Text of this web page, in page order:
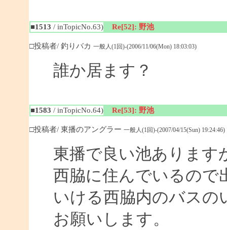
■1513 / inTopicNo.63) Re[52]: 野池
□投稿者/ 釣りバカ 一般人(1回)-(2006/11/06(Mon) 18:03:03)
誰か居ます？
■1583 / inTopicNo.64) Re[53]: 野池
□投稿者/ 東播のアングラー 一般人(1回)-(2007/04/15(Sun) 19:24:46)
東播で良い池あります
西脇に住んでいるので
いける西脇内のバスの
お願いします。